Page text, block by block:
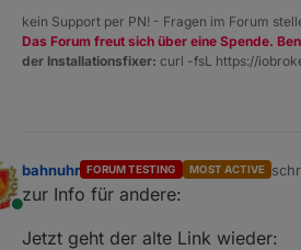
kein Support per PN! - Fragen im Forum
Das Forum freut sich über eine Spende.
der Installationsfixer: curl -fsL https://
Online
bahnuhr FORUM TESTING MOST ACTIVE
zur Info für andere:
Jetzt geht der alte Link wieder: